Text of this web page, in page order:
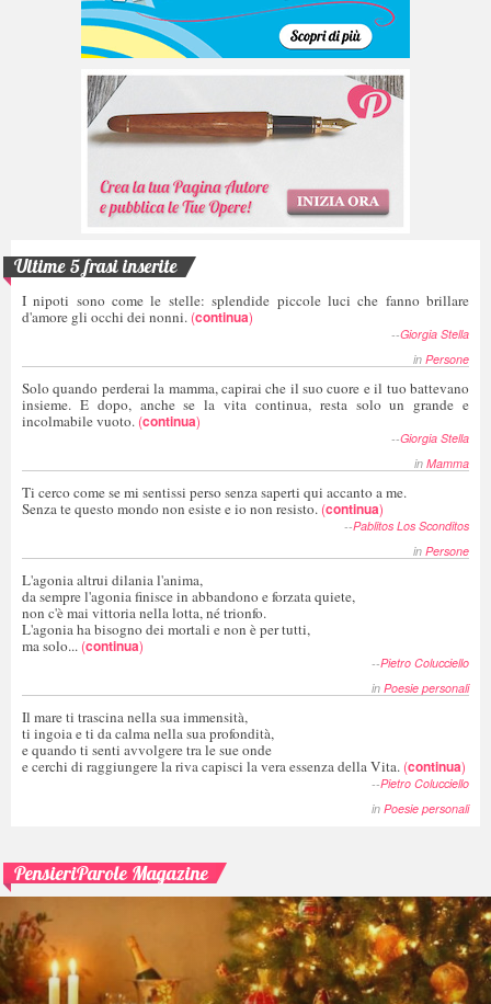
Ultime 5 frasi inserite
I nipoti sono come le stelle: splendide piccole luci che fanno brillare
d'amore gli occhi dei nonni. (continua)
--Giorgia Stella
in Persone
Solo quando perderai la mamma, capirai che il suo cuore e il tuo battevano
insieme. E dopo, anche se la vita continua, resta solo un grande e
incolmabile vuoto. (continua)
--Giorgia Stella
in Mamma
Ti cerco come se mi sentissi perso senza saperti qui accanto a me.
Senza te questo mondo non esiste e io non resisto. (continua)
--Pablitos Los Sconditos
in Persone
L'agonia altrui dilania l'anima,
da sempre l'agonia finisce in abbandono e forzata quiete,
non c'è mai vittoria nella lotta, né trionfo.
L'agonia ha bisogno dei mortali e non è per tutti,
ma solo... (continua)
--Pietro Colucciello
in Poesie personali
Il mare ti trascina nella sua immensità,
ti ingoia e ti da calma nella sua profondità,
e quando ti senti avvolgere tra le sue onde
e cerchi di raggiungere la riva capisci la vera essenza della Vita. (continua)
--Pietro Colucciello
in Poesie personali
PensieriParole Magazine